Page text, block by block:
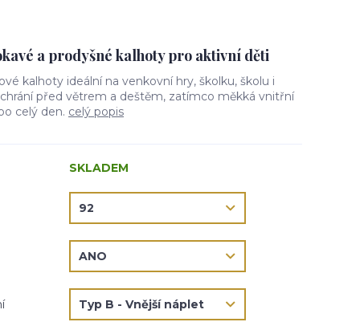
a prodyšné kalhoty pro aktivní děti
kalhoty ideální na venkovní hry, školku, školu i
před větrem a deštěm, zatímco měkká vnitřní
celý den. celý popis
SKLADEM